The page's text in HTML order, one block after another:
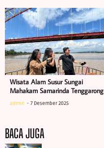
Wisata Alam Susur Sungai
Mahakam Samarinda Tenggarong
admin 7 Desember 2025
BACA JUGA